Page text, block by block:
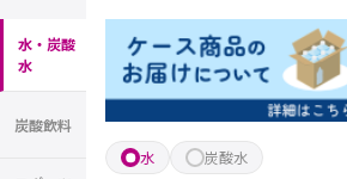
水・炭酸
水
炭酸飲料
水 炭酸水